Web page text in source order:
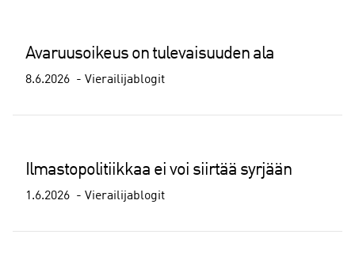
Avaruusoikeus on tulevaisuuden ala
8.6.2026 Vierailijablogit
Ilmastopolitiikkaa ei voi siirtää syrjään
1.6.2026 Vierailijablogit